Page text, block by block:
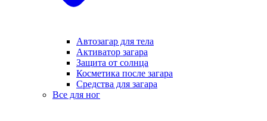
Автозагар для тела
Активатор загара
Защита от солнца
Косметика после загара
Средства для загара
Все для ног